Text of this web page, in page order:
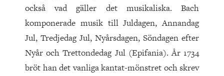
också vad gäller det musikaliska. Bach
komponerade musik till Juldagen, Annandag
Jul, Tredjedag Jul, Nyårsdagen, Sön­dagen efter
Nyår och Trettondedag Jul (Epifania). År 1734
bröt han det vanliga kantat-mönstret och skrev